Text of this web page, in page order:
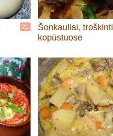
21
Šonkauliai, troškinti
kopūstuose